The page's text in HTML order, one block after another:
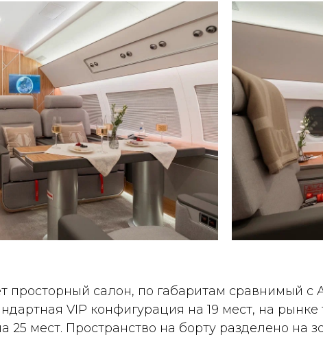
просторный салон, по габаритам сравнимый с
VIP конфигурация на 19 мест, на
25 мест. Пространство на борту разделено на